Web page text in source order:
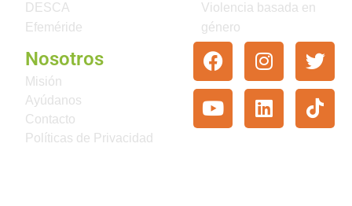
DESCA
Efeméride
Violencia basada en
género
Nosotros
Misión
Ayúdanos
Contacto
Políticas de Privacidad